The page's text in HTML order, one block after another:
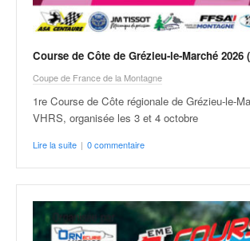
Course de Côte de Grézieu-le-Marché 2026
Coupe de France de la Montagne
1re Course de Côte régionale de Grézieu-le-
VHRS, organisée les 3 et 4 octobre
Lire la suite | 0 commentaire